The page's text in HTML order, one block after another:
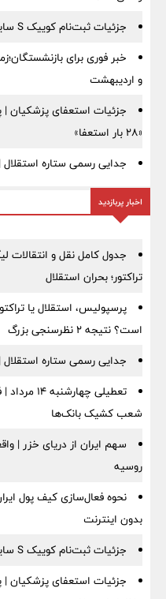
جزئیات ثبت‌نام کوییک S سایپا از شنبه ۱۷ مرداد + جدول شرایط
خبر فوری برای
و اردیبهشت
جزئیات استعفای پزشکیان
«۲۸ بار استعفا»
جدایی رسمی ستاره
اخبار پربازدید
جدول کامل نقل و
تراکتور؛ بحران استقلال
پرسپولیس، استقلال یا
است؟ نتیجه ۲ نظرسنجی بزرگ
جدایی رسمی ستاره
تعطیلی
شعب کشیک بانک‌ها
سهم ایران از دریای خزر |
روسیه
بدون اینترنت
جزئیات ثبت‌نام کوییک S سایپا از شنبه ۱۷ مرداد + جدول شرایط
جزئیات استعفای پزشکیان